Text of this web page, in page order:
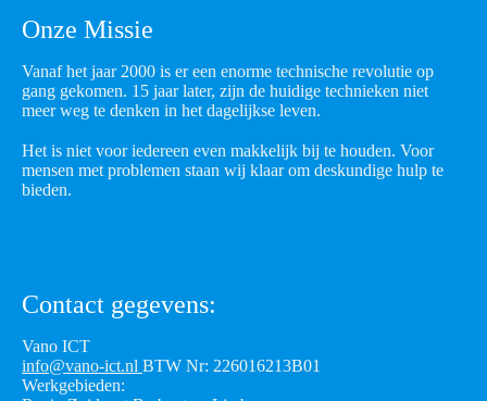
Onze Missie
Vanaf het jaar 2000 is er een enorme technische revolutie op
gang gekomen. 15 jaar later, zijn de huidige technieken niet
meer weg te denken in het dagelijkse leven.
Het is niet voor iedereen even makkelijk bij te houden. Voor
mensen met problemen staan wij klaar om deskundige hulp te
bieden.
Contact gegevens:
Vano ICT
info@vano-ict.nl BTW Nr: 226016213B01
Werkgebieden: